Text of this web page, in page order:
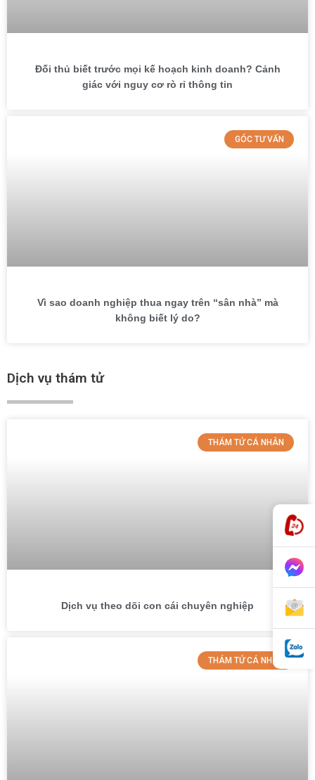
Đối thủ biết trước mọi kế hoạch kinh doanh? Cảnh
giác với nguy cơ rò rỉ thông tin
GÓC TƯ VẤN
Vì sao doanh nghiệp thua ngay trên “sân nhà” mà
không biết lý do?
Dịch vụ thám tử
THÁM TỬ CÁ NHÂN
Dịch vụ theo dõi con cái chuyên nghiệp
THÁM TỬ CÁ NHÂN